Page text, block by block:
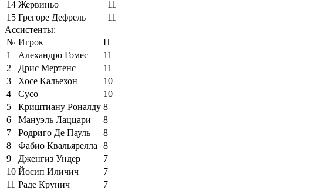
14 Жервиньо
11
15 Грегоре Дефрель
11
Ассистенты:
№ Игрок
П
1
Алехандро Гомес
11
2
Дрис Мертенс
11
3
Хосе Кальехон
10
4
Сусо
10
5
Криштиану Роналду 8
6
Мануэль Лаццари
8
7
Родриго Де Пауль
8
8
Фабио Квальярелла
8
9
Дженгиз Ундер
7
10 Йосип Иличич
7
11 Раде Крунич
7